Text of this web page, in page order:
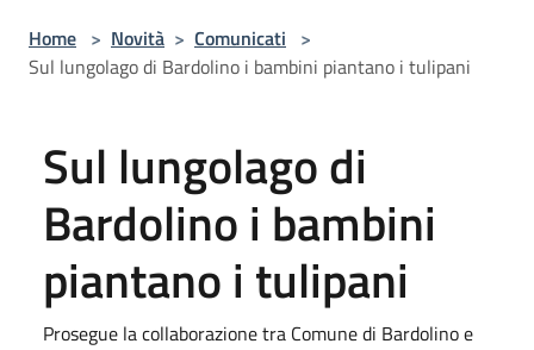
Home > Novità > Comunicati >
Sul lungolago di Bardolino i bambini piantano i tulipani
Sul lungolago di
Bardolino i bambini
piantano i tulipani
Prosegue la collaborazione tra Comune di Bardolino e